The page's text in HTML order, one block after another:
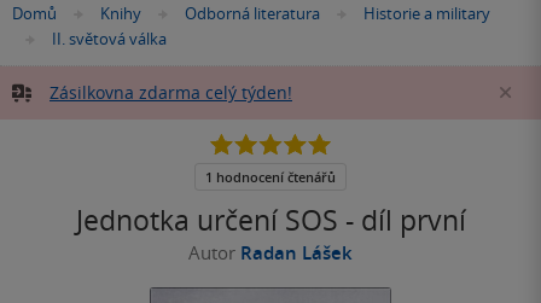
Nacházíte
Domů »Knihy »Odborná literatura »Historie a military
»
II. světová válka
Zásilkovna zdarma celý týden!
Jednotka určení SOS - díl první
Autor Radan Lášek
5.0
5
1 hodnocení čtenářů